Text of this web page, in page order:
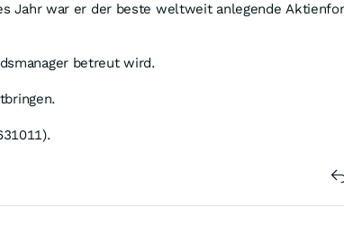
Jahr war er der beste weltweit anlegende
betreut wird.